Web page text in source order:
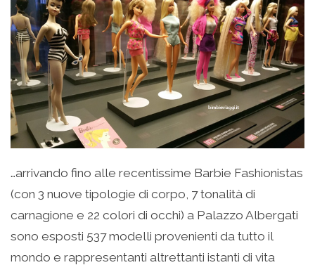
…arrivando fino alle recentissime Barbie Fashionistas
(con 3 nuove tipologie di corpo, 7 tonalità di
carnagione e 22 colori di occhi) a Palazzo Albergati
sono esposti 537 modelli provenienti da tutto il
mondo e rappresentanti altrettanti istanti di vita